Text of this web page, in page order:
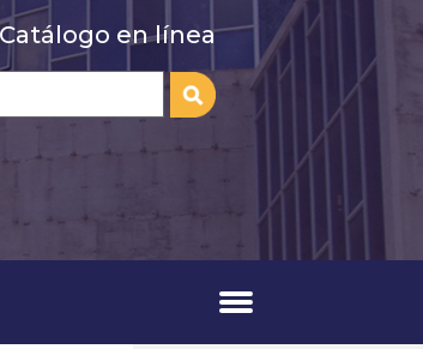
en línea